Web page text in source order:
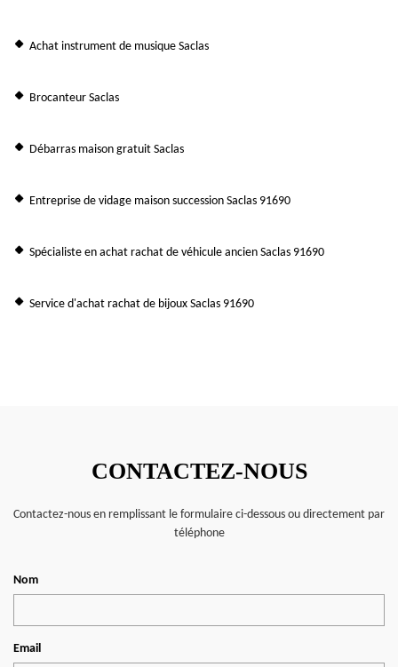
Achat instrument de musique Saclas
Brocanteur Saclas
Débarras maison gratuit Saclas
Entreprise de vidage maison succession Saclas 91690
Spécialiste en achat rachat de véhicule ancien Saclas 91690
Service d'achat rachat de bijoux Saclas 91690
CONTACTEZ-NOUS
Contactez-nous en remplissant le formulaire ci-dessous ou directement par
téléphone
Nom
Email